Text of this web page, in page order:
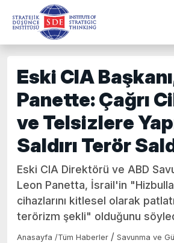
Eski CIA
Panette: Çağrı
ve Telsizlere
Saldırı Terör
Eski CIA Direktörü ve ABD
Leon Panetta, İsrail'in
cihazlarını kitlesel olarak
terörizm şekli" olduğunu
Anasayfa /Tüm Haberler / Savunma ve